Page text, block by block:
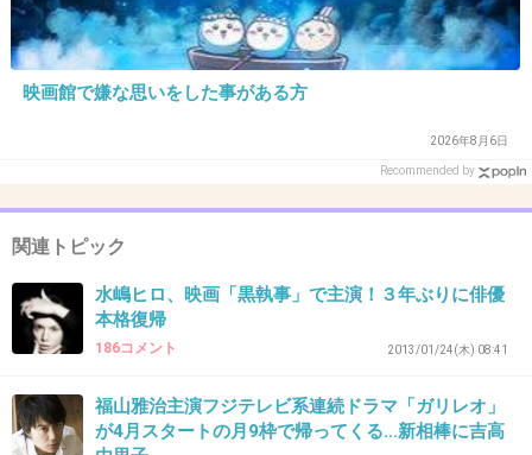
32. 匿名2013/01/21(月) 10:52:13
なんだか、宮沢りえって今更感があるような気がするんだ
-9
なかなか男性関係が落ち着かない子だよね
りえママの呪縛がまだあるのかな？
映画館で嫌な思いをした事がある方
2026年8月6日
Recommended by
関連トピック
水嶋ヒロ、映画「黒執事」で主演！３年ぶりに俳優
本格復帰
186コメント 2013/01/24(木) 08:41
福山雅治主演フジテレビ系連続ドラマ「ガリレオ」
が4月スタートの月9枠で帰ってくる…新相棒に吉高